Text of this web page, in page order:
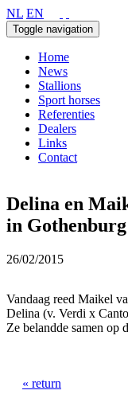
NL EN
Toggle navigation
Home
News
Stallions
Sport horses
Referenties
Dealers
Links
Contact
Delina en
in
26/02/2015
Vandaag reed Maikel
Delina (v. Verdi x
Ze belandde samen op
« return